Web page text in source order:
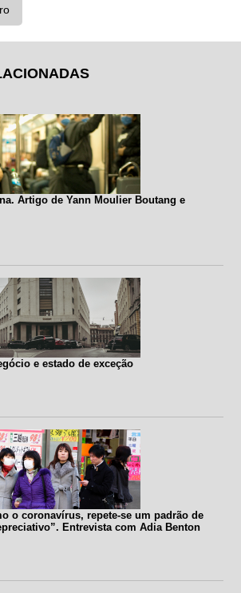
Artigo de Yann Moulier Boutang e
e estado de exceção
o coronavírus, repete-se um padrão de
Entrevista com Adia Benton